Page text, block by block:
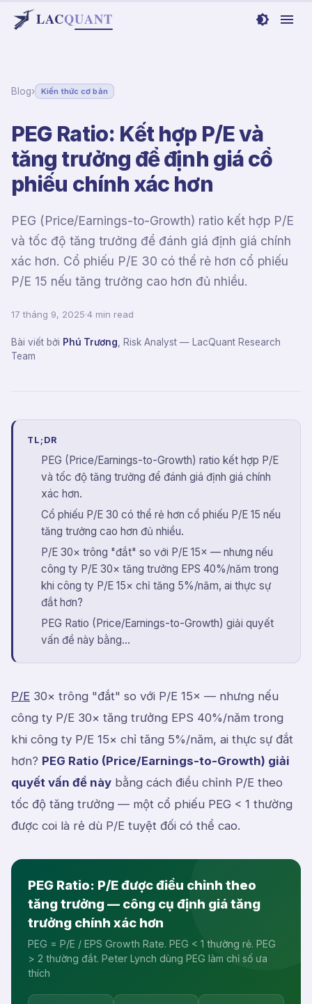
LACQUANT
Blog› Kiến thức cơ bản
PEG Ratio: Kết hợp P/E và
tăng trưởng để định giá cổ
phiếu chính xác hơn
PEG (Price/Earnings-to-Growth) ratio kết hợp P/E
và tốc độ tăng trưởng để đánh giá định giá chính
xác hơn. Cổ phiếu P/E 30 có thể rẻ hơn cổ phiếu
P/E 15 nếu tăng trưởng cao hơn đủ nhiều.
17 tháng 9, 2025·4 min read
Bài viết bởi Phú Trương Risk Analyst — LacQuant Research
Team
TL;DR
PEG (Price/Earnings-to-Growth) ratio kết hợp P/E
và tốc độ tăng trưởng để đánh giá định giá chính
xác hơn.
Cổ phiếu P/E 30 có thể rẻ hơn cổ phiếu P/E 15 nếu
tăng trưởng cao hơn đủ nhiều.
P/E 30× trông "đắt" so với P/E 15× — nhưng nếu
công ty P/E 30× tăng trưởng EPS 40%/năm trong
khi công ty P/E 15× chỉ tăng 5%/năm, ai thực sự
đắt hơn?
PEG Ratio (Price/Earnings-to-Growth) giải quyết
vấn đề này bằng...
P/E 30× trông "đắt" so với P/E 15× — nhưng nếu
công ty P/E 30× tăng trưởng EPS 40%/năm trong
khi công ty P/E 15× chỉ tăng 5%/năm, ai thực sự đắt
hơn? PEG Ratio (Price/Earnings-to-Growth) giải
quyết vấn đề này bằng cách điều chỉnh P/E theo
tốc độ tăng trưởng — một cổ phiếu PEG < 1 thường
được coi là rẻ dù P/E tuyệt đối có thể cao.
PEG Ratio: P/E được điều chỉnh theo
tăng trưởng — công cụ định giá tăng
trưởng chính xác hơn
PEG = P/E / EPS Growth Rate. PEG < 1 thường rẻ. PEG
> 2 thường đắt. Peter Lynch dùng PEG làm chỉ số ưa
thích